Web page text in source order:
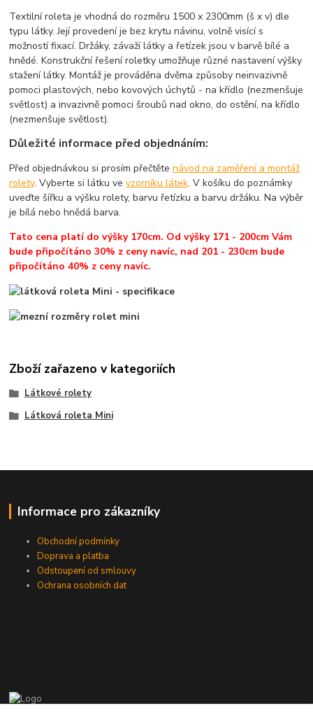
Textilní roleta je vhodná do rozměru 1500 x 2300mm (š x v) dle
typu látky. Její provedení je bez krytu návinu, volně visící s
možností fixací. Držáky, závaží látky a řetízek jsou v barvě bílé a
hnědé. Konstrukční řešení roletky umožňuje různé nastavení výšky
stažení látky. Montáž je prováděna dvěma způsoby neinvazivně
pomoci plastových, nebo kovových úchytů - na křídlo (nezmenšuje
světlost) a invazivně pomoci šroubů nad okno, do ostění, na křídlo
(nezmenšuje světlost).
Důležité informace před objednáním:
Před objednávkou si prosím přečtětenávod na zaměření a montáž
rolety. Vyberte si látku vevzorníku látek. V košíku do poznámky
uveďte šířku a výšku rolety, barvu řetízku a barvu držáku. Na výběr
je bílá nebo hnědá barva.
Tato cena platí do výšky 170cm. Od výšky 171 - 200cm Vám
bude připočítáno 30% z ceny navíc, nad 201 - 230cm bude
připočítáno 40% z ceny navíc.
Zboží zařazeno v kategoriích
Látkové rolety
Látková roleta Mini
Informace pro zákazníky
Obchodní podmínky
Doprava a platba
Odstoupení od smlouvy
Ochrana osobních dat